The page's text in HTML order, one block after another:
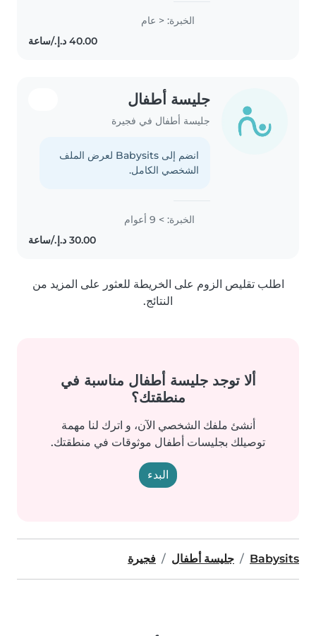
experience with children with
special needs, particularly,
الخبرة: < عام
جليسة أطفال
جليسة أطفال في فجيرة
انضم إلى Babysits لعرض الملف
الشخصي الكامل.
الخبرة: > 9 أعوام
اطلب تقليص الزوم على الخريطة للعثور على المزيد من
النتائج.
ألا توجد جليسة أطفال مناسبة في
منطقتك؟
أنشئ ملفك الشخصي الآن، و اترك لنا مهمة
توصيلك بجليسات أطفال موثوقات في منطقتك.
البدء
Babysits جليسة أطفال فجيرة